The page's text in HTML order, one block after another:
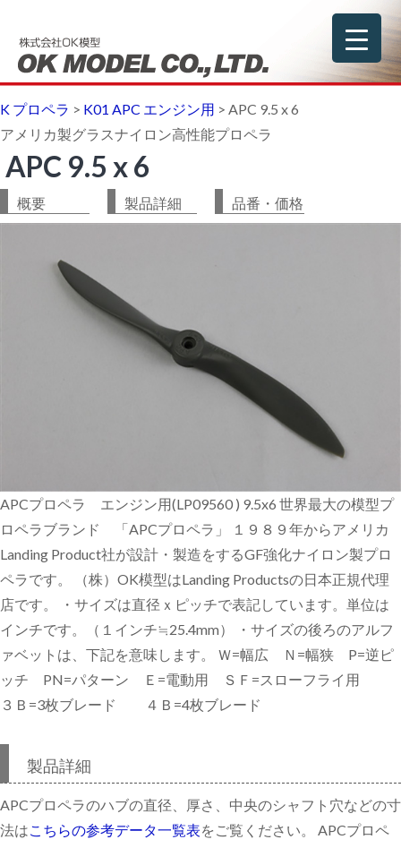
K プロペラ > K01 APC エンジン用 > APC 9.5 x 6
アメリカ製グラスナイロン高性能プロペラ
APC 9.5 x 6
概要 製品詳細 品番・価格
APCプロペラ エンジン用(LP09560 ) 9.5x6 世界最大の模型プ
ロペラブランド 「APCプロペラ」 １９８９年からアメリカ
Landing Product社が設計・製造をするGF強化ナイロン製プロ
ペラです。 （株）OK模型はLanding Productsの日本正規代理
店です。 ・サイズは直径ｘピッチで表記しています。単位は
インチです。（１インチ≒25.4mm） ・サイズの後ろのアルフ
ァベットは、下記を意味します。 Ｗ=幅広 Ｎ=幅狭 P=逆ピ
ッチ PN=パターン Ｅ=電動用 ＳＦ=スローフライ用
３Ｂ=3枚ブレード ４Ｂ=4枚ブレード
製品詳細
APCプロペラのハブの直径、厚さ、中央のシャフト穴などの寸
法は こちらの参考データ一覧表をご覧ください。 APCプロペ